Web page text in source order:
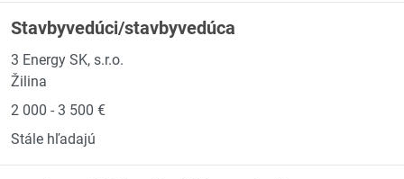
Stavbyvedúci/stavbyvedúca
3 Energy SK, s.r.o.
Žilina
2 000 - 3 500 €
Stále hľadajú